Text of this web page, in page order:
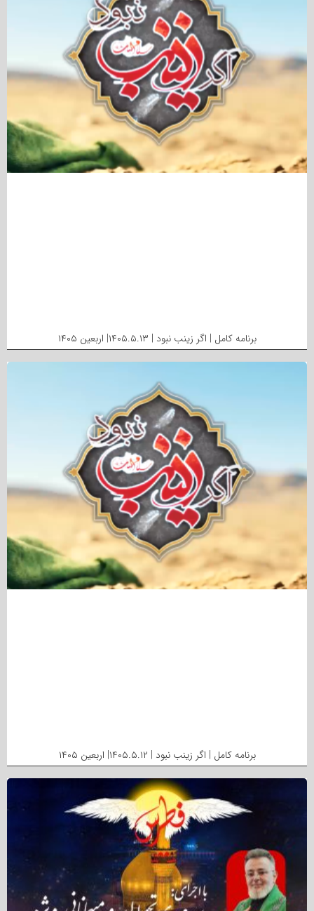
برنامه کامل | اگر زینب نبود | ۱۴۰۵.۵.۱۳| اربعین ۱۴۰۵
برنامه کامل | اگر زینب نبود | ۱۴۰۵.۵.۱۲| اربعین ۱۴۰۵